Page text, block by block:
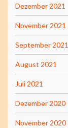
Dezember 2021
November 2021
September 2021
August 2021
Juli 2021
Dezember 2020
November 2020